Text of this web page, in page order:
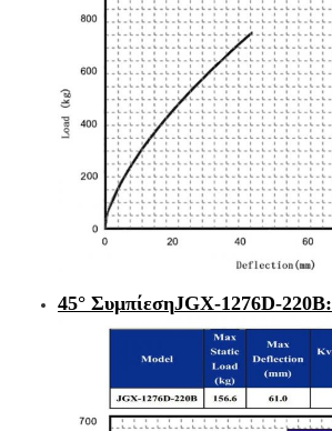
45° ΣυμπίεσηJGX-1276D-220B: